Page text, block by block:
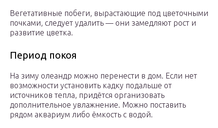
Вегетативные побеги, вырастающие под цветочными
почками, следует удалить — они замедляют рост и
развитие цветка.
Период покоя
На зиму олеандр можно перенести в дом. Если нет
возможности установить кадку подальше от
источников тепла, придётся организовать
дополнительное увлажнение. Можно поставить
рядом аквариум либо ёмкость с водой.